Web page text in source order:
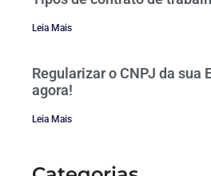
Leia Mais
Regularizar o CNPJ da sua
agora!
Leia Mais